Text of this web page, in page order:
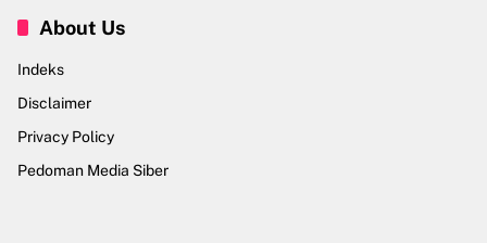
About Us
Indeks
Disclaimer
Privacy Policy
Pedoman Media Siber